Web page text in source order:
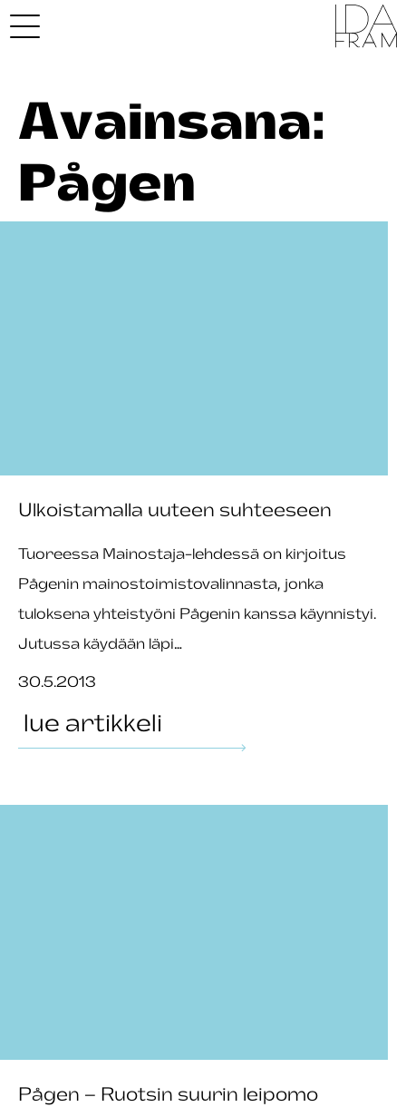
Avainsana:
Pågen
Ulkoistamalla uuteen suhteeseen
Tuoreessa Mainostaja-lehdessä on kirjoitus
Pågenin mainostoimistovalinnasta, jonka
tuloksena yhteistyöni Pågenin kanssa käynnistyi.
Jutussa käydään läpi…
30.5.2013
lue artikkeli
Pågen – Ruotsin suurin leipomo